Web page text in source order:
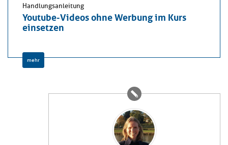
Handlungsanleitung
Youtube-Videos ohne Werbung im Kurs
einsetzen
mehr